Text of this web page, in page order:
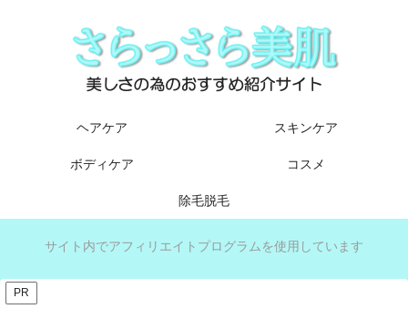
ヘアケア スキンケア
ボディケア コスメ
除毛脱毛
サイト内でアフィリエイトプログラムを使用しています
PR